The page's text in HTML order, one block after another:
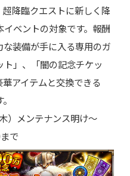
降臨クエストに新しく降
ベントの対象です。報酬
装備が手に入る専用のガ
」、「闇の記念チケッ
アイテムと交換できる
）メンテナンス明け～
で